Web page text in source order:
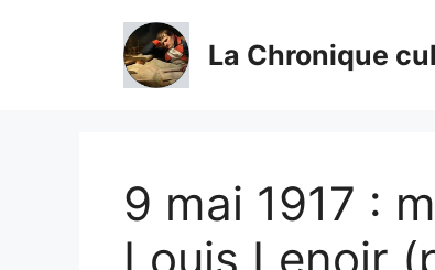
La Chronique
9 mai 1917 :
Louis Lenoir